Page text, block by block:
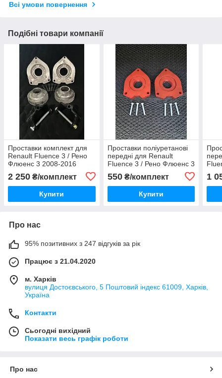
Всі умови повернення
Подібні товари компанії
Проставки комплект для
Renault Fluence 3 / Рено
Флюенс 3 2008-2016
2 250 ₴/комплект
Купити
Проставки поліуретанові
передні для Renault
Fluence 3 / Рено Флюенс 3
550₴/комплект
Купити
1
Про нас
95% позитивних з 247 відгуків за рік
Працює з 21.04.2020
м. Харків
вулиця Достоєвського, 5 Поштовий індекс 61009, Харків,
Україна
Контакти
Сьогодні вихідний
Показати весь графік роботи
Про нас